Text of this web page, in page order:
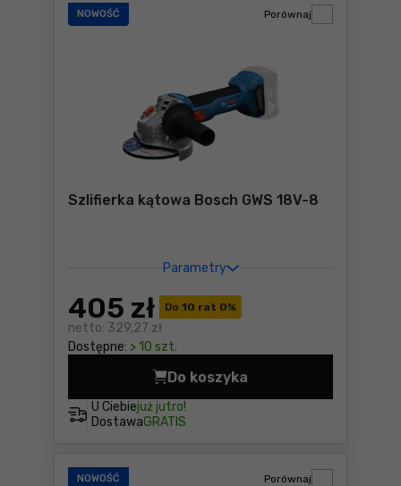
NOWOŚĆ
Szlifierka kątowa Bosch GWS 18V-8
Parametry
Do 10 rat 0%
405 zł
netto: 329,27 zł
Dostępne: > 10 szt.
Porównaj
U Ciebiejuż jutro!
DostawaGRATIS
Do koszyka
Szlifierka kątowa Bosch
NOWOŚĆ Porównaj